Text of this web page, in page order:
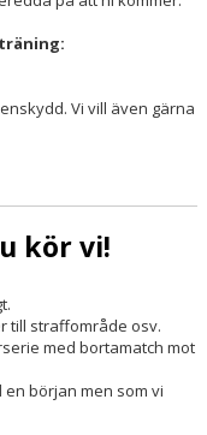
Vi vill även gärna
kör vi!
till straffområde osv.
med bortamatch mot
en början men som vi